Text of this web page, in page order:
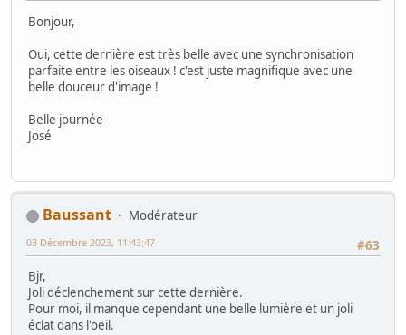
Bonjour,
Oui, cette dernière est très belle avec une synchronisation
parfaite entre les oiseaux ! c'est juste magnifique avec une
belle douceur d'image !
Belle journée
José
Baussant
Modérateur
#63
03 Décembre 2023, 11:43:47
Bjr,
Joli déclenchement sur cette dernière.
Pour moi, il manque cependant une belle lumière et un joli
éclat dans l'oeil.